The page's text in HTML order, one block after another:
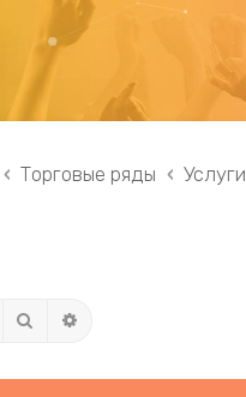
Торговые ряды Услуги
Поиск